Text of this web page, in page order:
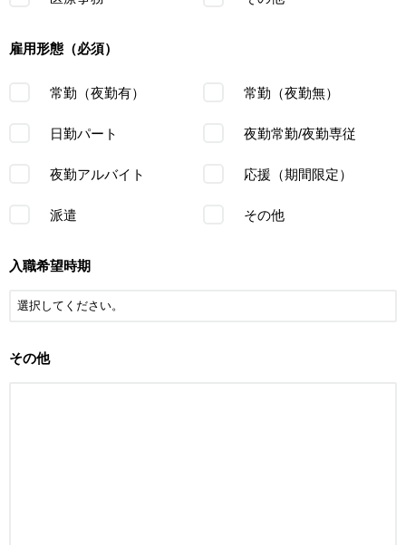
雇用形態（必須）
常勤（夜勤有） 常勤（夜勤無）
日勤パート 夜勤常勤/夜勤専従
夜勤アルバイト 応援（期間限定）
派遣 その他
入職希望時期
その他